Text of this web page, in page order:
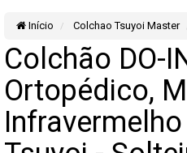
Início Colchao Tsuyoi Master
Colchão DO-
Ortopédico,